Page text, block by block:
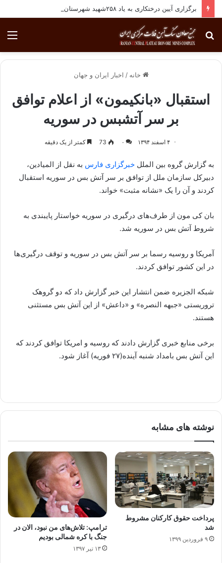
برگزاری آیین درختکاری به یاد ۲۵۸شهید شهرستان بافق
جستجو
برای
خانه / اخبار ایران و جهان
استقبال «بان‎کی‎مون» از اعلام توافق
بر سر آتش‎بس در سوریه
۴ اسفند ۱۳۹۴ ۰ 73 کمتر از یک دقیقه
به گزارش گروه بین الملل خبرگزاری فارس به نقل از المیادین،
دبیرکل سازمان ملل از توافق بر سر آتش بس در سوریه استقبال
کردند و آن را یک «نشانه مثبت» خواند.
بان کی مون از طرف‌های درگیری در سوریه خواستار پایبندی به
شروط آتش بس در سوریه شد.
آمریکا و روسیه رسما بر سر آتش بس در سوریه و توقف درگیری‌ها
در این کشور توافق کردند.
شبکه الجزیره ضمن انتشار این خبر گزارش داد که دو گروهک
تروریستی «جبهه النصره» و «داعش» از این آتش بس مستثنی
هستند.
برخی منابع خبری گزارش دادند که روسیه و امریکا توافق کردند که
این آتش بس بامداد شنبه آینده(۲۷ فوریه) آغاز شود.
نوشته های مشابه
پرداخت حقوق کارکنان مشروط
شد
۹ فروردین ۱۳۹۹
ترامپ: تلاش‌های من نبود، الان در
جنگ با کره شمالی بودیم
۱۳ تیر ۱۳۹۷